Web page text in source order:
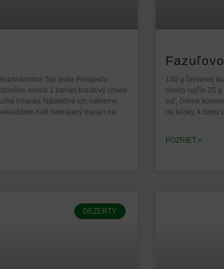
Typ jedla Predjedlo
masla 1 banán toastový chlieb
hrianky. Následne ich natrieme
naň nakrájaný banán na
140 g červenej
cherry rajčín 35
soľ, čierne
na kúsky, k tomu
POZRIEŤ »
DEZERTY